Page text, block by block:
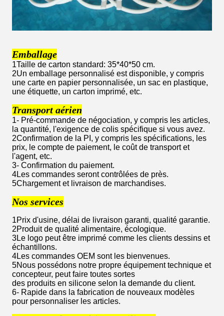
Emballage
1Taille de carton standard: 35*40*50 cm.
2Un emballage personnalisé est disponible, y compris
une carte en papier personnalisée, un sac en plastique,
une étiquette, un carton imprimé, etc.
Transport aérien
1- Pré-commande de négociation, y compris les articles,
la quantité, l'exigence de colis spécifique si vous avez.
2Confirmation de la PI, y compris les spécifications, les
prix, le compte de paiement, le coût de transport et
l'agent, etc.
3- Confirmation du paiement.
4Les commandes seront contrôlées de près.
5Chargement et livraison de marchandises.
Nos services
1Prix d'usine, délai de livraison garanti, qualité garantie.
2Produit de qualité alimentaire, écologique.
3Le logo peut être imprimé comme les clients dessins et
échantillons.
4Les commandes OEM sont les bienvenues.
5Nous possédons notre propre équipement technique et
concepteur, peut faire toutes sortes
des produits en silicone selon la demande du client.
6- Rapide dans la fabrication de nouveaux modèles
pour personnaliser les articles.